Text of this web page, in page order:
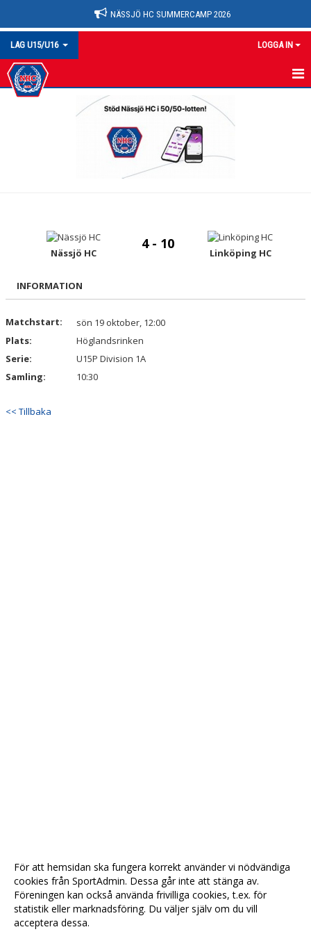
NÄSSJÖ HC SUMMERCAMP 2026
LAG U15/U16 LOGGA IN
U15/16
BILDGALLERI
DOKUMENT
Nässjö HC
4 - 10
Linköping HC
INFORMATION
Matchstart:
sön 19 oktober, 12:00
Plats:
Höglandsrinken
Serie:
U15P Division 1A
Samling:
10:30
<< Tillbaka
För att hemsidan ska fungera korrekt använder vi nödvändiga
cookies från SportAdmin. Dessa går inte att stänga av.
Föreningen kan också använda frivilliga cookies, t.ex. för
statistik eller marknadsföring. Du väljer själv om du vill
acceptera dessa.